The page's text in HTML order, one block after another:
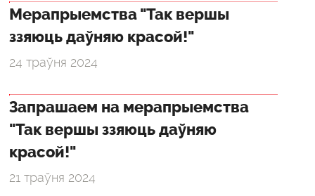
Мерапрыемства "Так вершы
ззяюць даўняю красой!"
24 траўня 2024
Запрашаем на мерапрыемства
"Так вершы ззяюць даўняю
красой!"
21 траўня 2024